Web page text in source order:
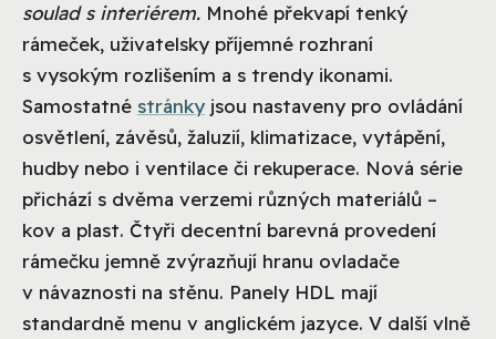
soulad s interiérem. Mnohé překvapí tenký
rámeček, uživatelsky příjemné rozhraní
s vysokým rozlišením a s trendy ikonami.
Samostatné stránky jsou nastaveny pro ovládání
osvětlení, závěsů, žaluzií, klimatizace, vytápění,
hudby nebo i ventilace či rekuperace. Nová série
přichází s dvěma verzemi různých materiálů –
kov a plast. Čtyři decentní barevná provedení
rámečku jemně zvýrazňují hranu ovladače
v návaznosti na stěnu. Panely HDL mají
standardně menu v anglickém jazyce. V další vlně